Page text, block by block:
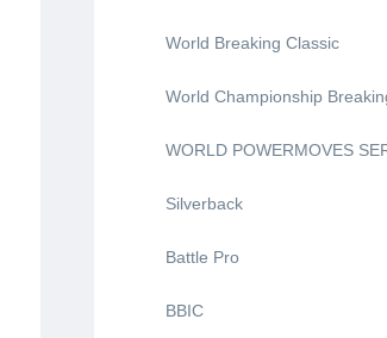
World Breaking Classic
World Championship
WORLD POWERMOVES
Silverback
Battle Pro
BBIC